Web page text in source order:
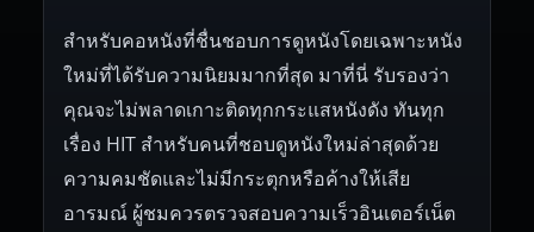
สำหรับคอหนังที่ชื่นชอบการดูหนังโดยเฉพาะหนัง
ใหม่ที่ได้รับความนิยมมากที่สุด มาที่นี่ รับรองว่า
คุณจะไม่พลาดเกาะติดทุกกระแสหนังดัง ทันทุก
เรื่อง HIT สำหรับคนที่ชอบดูหนังใหม่ล่าสุดด้วย
ความคมชัดและไม่มีกระตุกหรือค้างให้เสีย
อารมณ์ ผู้ชมควรตรวจสอบความเร็วอินเตอร์เน็ต